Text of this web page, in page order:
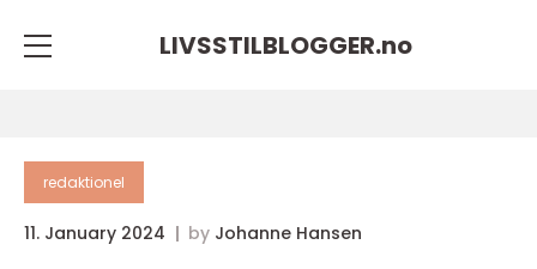
LIVSSTILBLOGGER.no
redaktionel
11. January 2024 by Johanne Hansen